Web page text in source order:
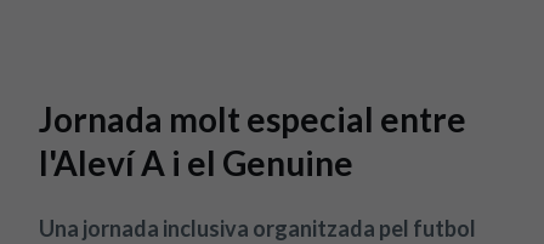
Jornada molt especial entre
l'Aleví A i el Genuine
Una jornada inclusiva organitzada pel futbol